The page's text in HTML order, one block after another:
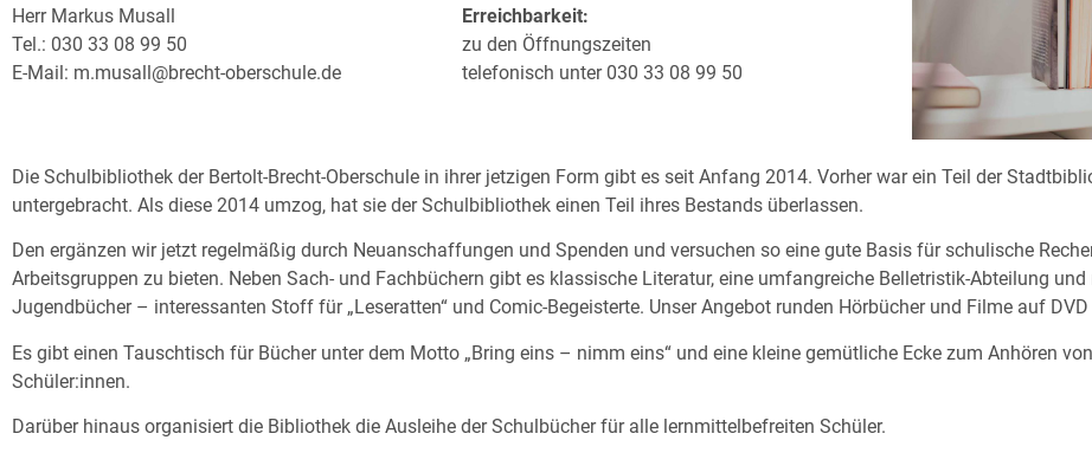
Herr Markus Musall
Tel.: 030 33 08 99 50
E-Mail: m.musall@brecht-oberschule.de
Erreichbarkeit:
zu den Öffnungszeiten
telefonisch unter 030 33 08 99 50
Die Schulbibliothek der Bertolt-Brecht-Oberschule in ihrer jetzigen Form gibt es seit Anfang 2014. Vorher war ein Teil der
untergebracht. Als diese 2014 umzog, hat sie der Schulbibliothek einen Teil ihres Bestands überlassen.
Den ergänzen wir jetzt regelmäßig durch Neuanschaffungen und Spenden und versuchen so eine gute Basis für schulische
Arbeitsgruppen zu bieten. Neben Sach- und Fachbüchern gibt es klassische Literatur, eine umfangreiche Belletristik-Abteilung
Jugendbücher – interessanten Stoff für „Leseratten“ und Comic-Begeisterte. Unser Angebot runden Hörbücher und Filme auf DVD
Es gibt einen Tauschtisch für Bücher unter dem Motto „Bring eins – nimm eins“ und eine kleine gemütliche Ecke zum Anhören
Schüler:innen.
Darüber hinaus organisiert die Bibliothek die Ausleihe der Schulbücher für alle lernmittelbefreiten Schüler.